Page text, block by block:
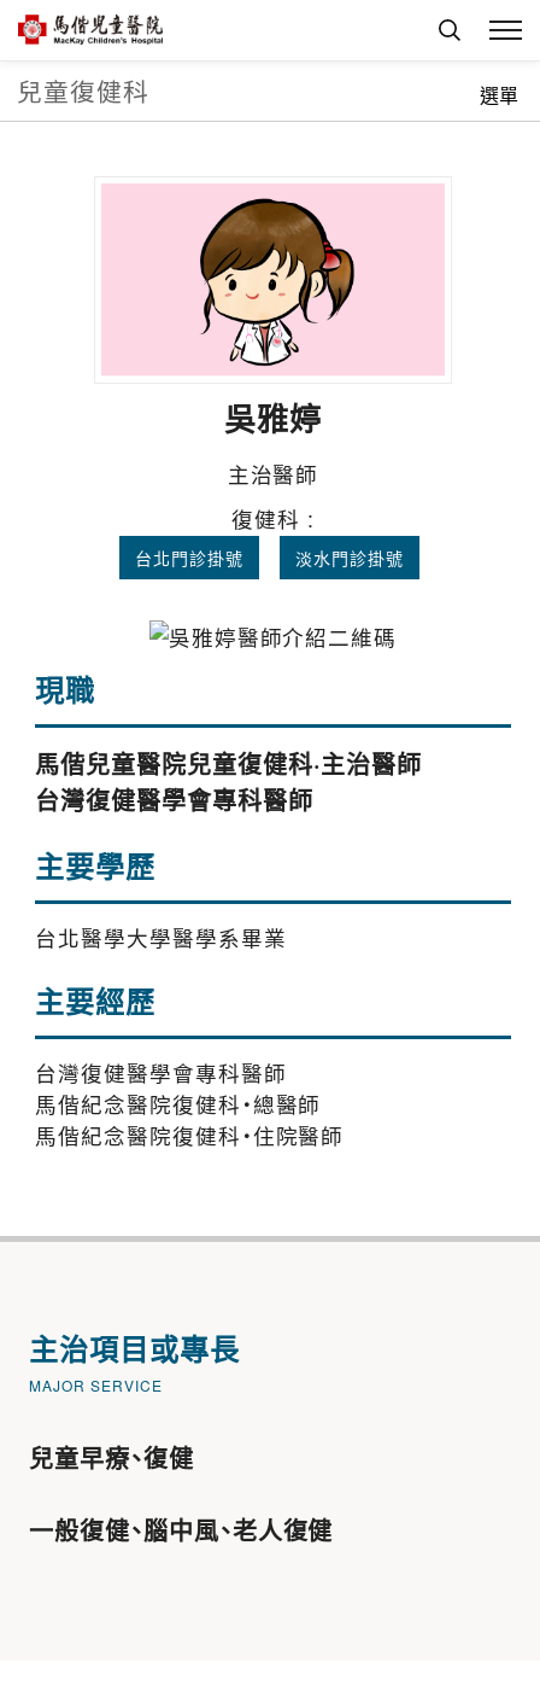
首頁 科部介紹
兒童復健科 選單
吳雅婷
主治醫師
復健科 :
台北門診掛號 淡水門診掛號
現職
馬偕兒童醫院兒童復健科·主治醫師
台灣復健醫學會專科醫師
主要學歷
台北醫學大學醫學系畢業
主要經歷
台灣復健醫學會專科醫師
馬偕紀念醫院復健科‧總醫師
馬偕紀念醫院復健科‧住院醫師
主治項目或專長
MAJOR SERVICE
兒童早療、復健
一般復健、腦中風、老人復健